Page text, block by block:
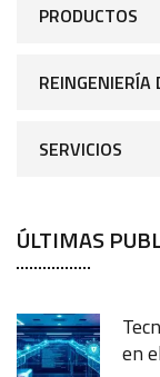
PRODUCTOS
REINGENIERÍA
SERVICIOS
ÚLTIMAS
en